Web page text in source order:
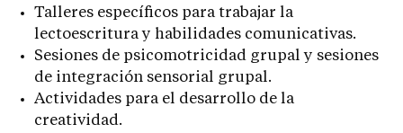
Talleres específicos para trabajar la
lectoescritura y habilidades comunicativas.
Sesiones de psicomotricidad grupal y sesiones
de integración sensorial grupal.
Actividades para el desarrollo de la
creatividad.